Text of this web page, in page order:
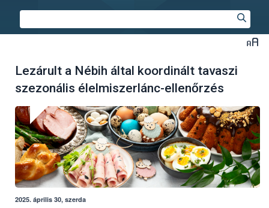
Lezárult a Nébih által koordinált tavaszi
szezonális élelmiszerlánc-ellenőrzés
2025. április 30, szerda